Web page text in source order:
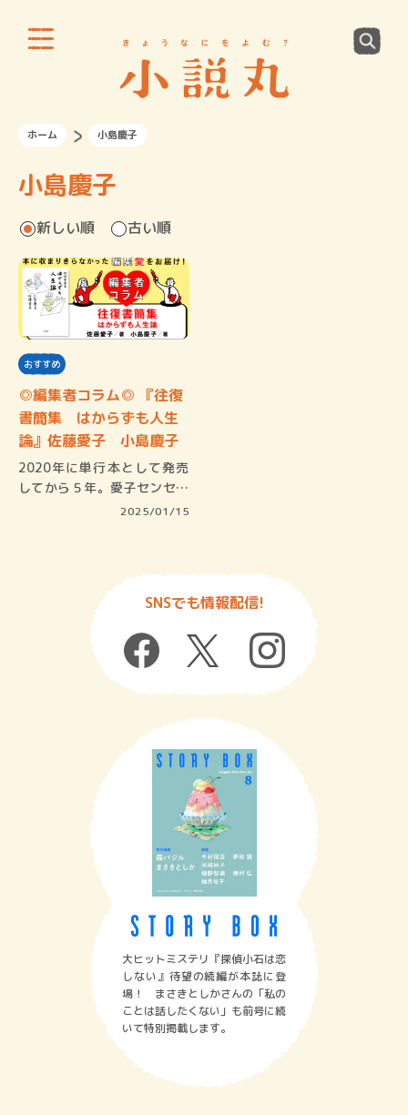
ホーム 小島慶子
小島慶子
新しい順 古い順
おすすめ
◎編集者コラム◎ 『往復
書簡集 はからずも人生
論』佐藤愛子 小島慶子
2020年に単行本として発売
してから５年。愛子センセイ
2025/01/15
SNSでも情報配信!
大ヒットミステリ『探偵小石は恋
しない』待望の続編が本誌に登
場！ まさきとしかさんの「私の
ことは話したくない」も前号に続
いて特別掲載します。